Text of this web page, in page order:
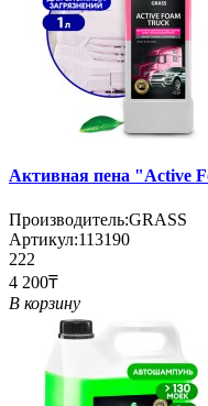
Активная пена "Active
Производитель:GRASS
Артикул:113190
222
4 200₸
В корзину